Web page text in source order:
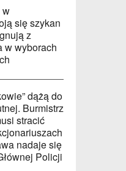
w
się szykan
z
w wyborach
dążą do
Burmistrz
stracić
nadaje się
Policji